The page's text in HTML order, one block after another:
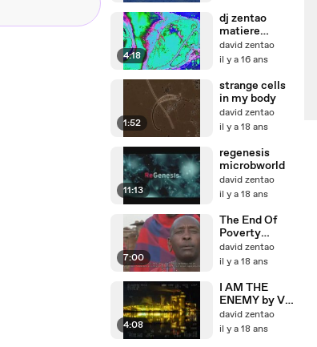
4:18
dj zentao
matiere
psychedelic
remix
david zentao
il y a 16 ans
1:52
strange cells
in my body
david zentao
il y a 18 ans
11:13
regenesis
microbworld
david zentao
il y a 18 ans
7:00
The End Of
Poverty
phillip diaz
2008
david zentao
il y a 18 ans
4:08
I AM THE
ENEMY by VJ
Psyberpixie
david zentao
il y a 18 ans